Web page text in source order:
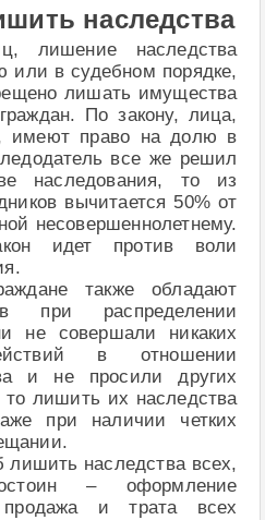
наследства
лишение наследства
или в судебном порядке,
лишать имущества
По закону, лица,
имеют право на долю в
все же решил
наследования, то из
вычитается 50% от
несовершеннолетнему.
идет против воли
также обладают
при распределении
не совершали никаких
в отношении
и не просили других
лишить их наследства
при наличии четких
наследства всех,
– оформление
и трата всех